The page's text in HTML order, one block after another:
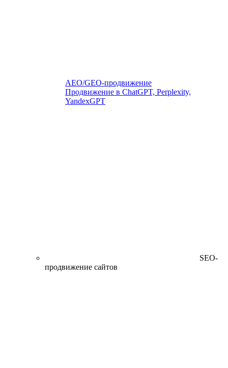
AEO/GEO-продвижение
Продвижение в ChatGPT, Perplexity,
YandexGPT
SEO-
продвижение сайтов